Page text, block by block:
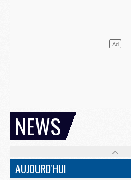
NEWS
AUJOURD'HUI